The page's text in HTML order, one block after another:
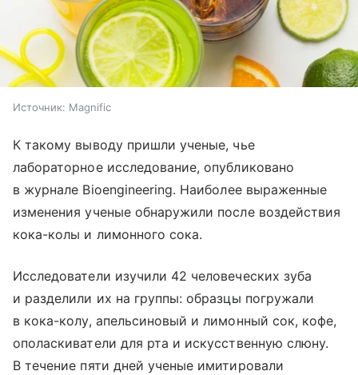
Источник: Magnific
К такому выводу пришли ученые, чье
лабораторное исследование, опубликовано
в журнале Bioengineering. Наиболее выраженные
изменения ученые обнаружили после воздействия
кока-колы и лимонного сока.
Исследователи изучили 42 человеческих зуба
и разделили их на группы: образцы погружали
в кока-колу, апельсиновый и лимонный сок, кофе,
ополаскиватели для рта и искусственную слюну.
В течение пяти дней ученые имитировали